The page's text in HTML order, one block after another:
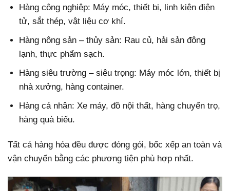
Hàng công nghiệp: Máy móc, thiết bị, linh kiện điện
tử, sắt thép, vật liệu cơ khí.
Hàng nông sản – thủy sản: Rau củ, hải sản đông
lạnh, thực phẩm sạch.
Hàng siêu trường – siêu trọng: Máy móc lớn, thiết bị
nhà xưởng, hàng container.
Hàng cá nhân: Xe máy, đồ nội thất, hàng chuyển trọ,
hàng quà biếu.
Tất cả hàng hóa đều được đóng gói, bốc xếp an toàn và
vận chuyển bằng các phương tiện phù hợp nhất.